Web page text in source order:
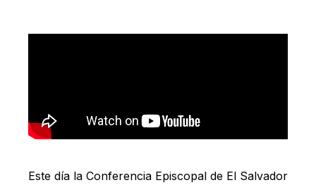
Este día la Conferencia Episcopal de El Salvador